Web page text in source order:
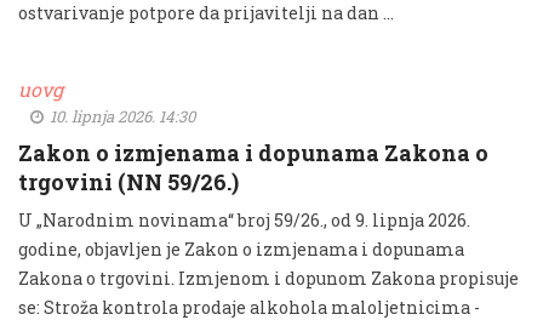
ostvarivanje potpore da prijavitelji na dan …
uovg
10. lipnja 2026. 14:30
Zakon o izmjenama i dopunama Zakona o
trgovini (NN 59/26.)
U „Narodnim novinama“ broj 59/26., od 9. lipnja 2026.
godine, objavljen je Zakon o izmjenama i dopunama
Zakona o trgovini. Izmjenom i dopunom Zakona propisuje
se: Stroža kontrola prodaje alkohola maloljetnicima -